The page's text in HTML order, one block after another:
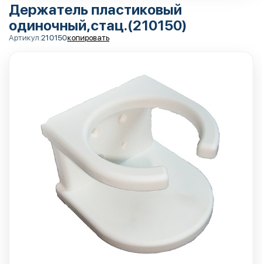
Держатель пластиковый
одиночный,стац.(210150)
Артикул:210150копировать